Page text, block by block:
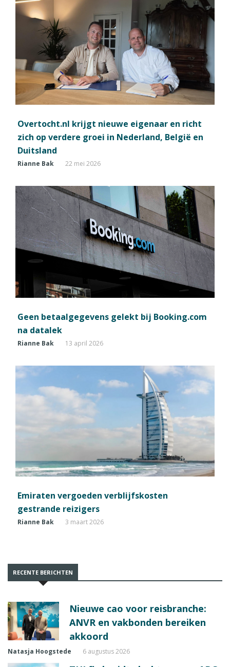
Overtocht.nl krijgt nieuwe eigenaar en richt
zich op verdere groei in Nederland, België en
Duitsland
Rianne Bak 22 mei 2026
Geen betaalgegevens gelekt bij Booking.com
na datalek
Rianne Bak 13 april 2026
Emiraten vergoeden verblijfskosten
gestrande reizigers
Rianne Bak 3 maart 2026
RECENTE BERICHTEN
Nieuwe cao voor reisbranche:
ANVR en vakbonden bereiken
akkoord
Natasja Hoogstede 6 augustus 2026